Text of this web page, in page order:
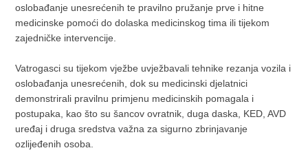
oslobađanje unesrećenih te pravilno pružanje prve i hitne
medicinske pomoći do dolaska medicinskog tima ili tijekom
zajedničke intervencije.
Vatrogasci su tijekom vježbe uvježbavali tehnike rezanja vozila i
oslobađanja unesrećenih, dok su medicinski djelatnici
demonstrirali pravilnu primjenu medicinskih pomagala i
postupaka, kao što su šancov ovratnik, duga daska, KED, AVD
uređaj i druga sredstva važna za sigurno zbrinjavanje
ozlijeđenih osoba.